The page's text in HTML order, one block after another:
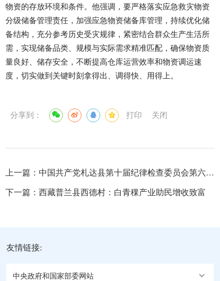
物资的存放环境和条件。他强调，要严格落实应急救灾物资
分级储备管理责任，加强应急物资储备库管理，持续优化储
备结构，充分参考历史受灾规律，紧密结合群众生产生活所
需，实现储备品类、规模与实际需求精准匹配，确保物资质
量良好、储存安全，不断提高仓库运营效率和物资调运速
度，切实做到关键时刻拿得出、调得快、用得上。
分享到： 打印 关闭
上一篇： 中国共产党札达县第十届纪律检查委员会第六次全体会议公报
下一篇： 西藏普兰县西德村：白青稞产业助民增收致富
友情链接:
中央政府和国家部委网站